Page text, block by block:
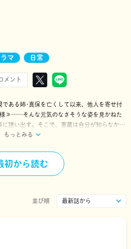
マ 日常
メント
ある姉･真保を亡くして以来、他人を寄せ付
≫……そんな元気のなさそうな姿を見かねた
誘い出す。そこで、恵蔵は自分が知らなかっ
が――。
もっとみる
初から読む
並び順